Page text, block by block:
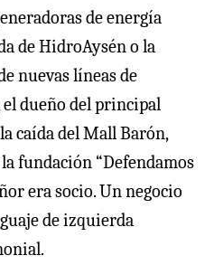
de energía
de HidroAysén o la
nuevas líneas de
dueño del principal
caída del Mall Barón,
fundación “Defendamos
era socio. Un negocio
de izquierda